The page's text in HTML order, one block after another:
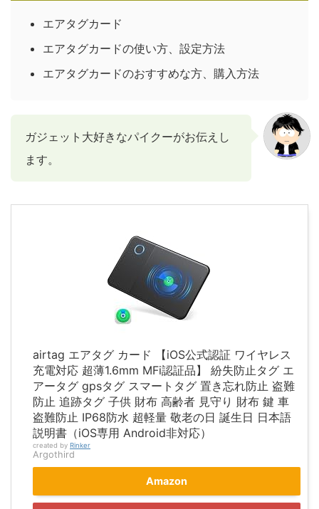
エアタグカード
エアタグカードの使い方、設定方法
エアタグカードのおすすめな方、購入方法
ガジェット大好きなパイクーがお伝えし
ます。
airtag エアタグ カード 【iOS公式認証 ワイヤレス
充電対応 超薄1.6mm MFi認証品】 紛失防止タグ エ
アータグ gpsタグ スマートタグ 置き忘れ防止 盗難
防止 追跡タグ 子供 財布 高齢者 見守り 財布 鍵 車
盗難防止 IP68防水 超軽量 敬老の日 誕生日 日本語
説明書（iOS専用 Android非対応）
created by Rinker
Argothird
Amazon